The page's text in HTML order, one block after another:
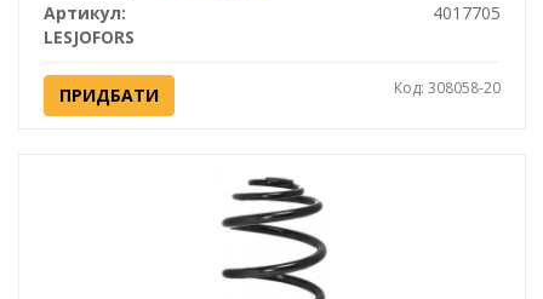
Артикул:
4017705
LESJOFORS
ПРИДБАТИ Код: 308058-20